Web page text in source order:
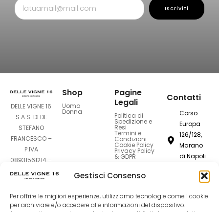
Gestisci Consenso
Per offrire le migliori esperienze, utilizziamo tecnologie come i cookie
per archiviare e/o accedere alle informazioni del dispositivo.
Iscriviti
DELLE VIGNE 16
S.A.S. DI DE
STEFANO
FRANCESCO –
P.IVA
08931561214 –
Sede Legale:
Corso Europa
126-128 –
80016 Marano
Shop
Uomo
Donna
Pagine
Legali
Politica di
Spedizione e
Resi
Termini e
Condizioni
Cookie Policy
Privacy Policy
& GDPR
Contatti
Corso
Europa
126/128,
Marano
di Napoli
081